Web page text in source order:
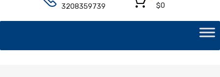
3208359739 $0